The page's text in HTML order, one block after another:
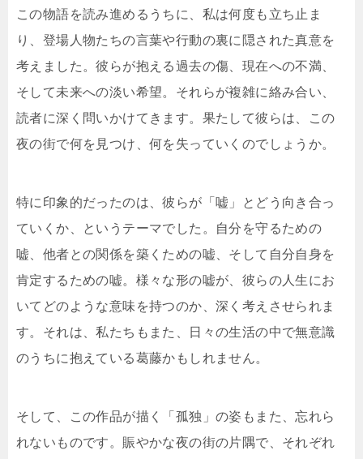
この物語を読み進めるうちに、私は何度も立ち止ま
り、登場人物たちの言葉や行動の裏に隠された真意を
考えました。彼らが抱える過去の傷、現在への不満、
そして未来への淡い希望。それらが複雑に絡み合い、
読者に深く問いかけてきます。果たして彼らは、この
夜の街で何を見つけ、何を失っていくのでしょうか。
特に印象的だったのは、彼らが「嘘」とどう向き合っ
ていくか、というテーマでした。自分を守るための
嘘、他者との関係を築くための嘘、そして自分自身を
肯定するための嘘。様々な形の嘘が、彼らの人生にお
いてどのような意味を持つのか、深く考えさせられま
す。それは、私たちもまた、日々の生活の中で無意識
のうちに抱えている葛藤かもしれません。
そして、この作品が描く「孤独」の姿もまた、忘れら
れないものです。賑やかな夜の街の片隅で、それぞれ